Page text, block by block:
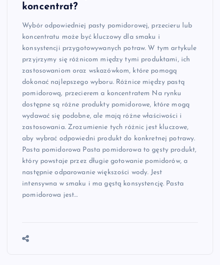
koncentrat?
Wybór odpowiedniej pasty pomidorowej, przecieru lub
koncentratu może być kluczowy dla smaku i
konsystencji przygotowywanych potraw. W tym artykule
przyjrzymy się różnicom między tymi produktami, ich
zastosowaniom oraz wskazówkom, które pomogą
dokonać najlepszego wyboru. Różnice między pastą
pomidorową, przecierem a koncentratem Na rynku
dostępne są różne produkty pomidorowe, które mogą
wydawać się podobne, ale mają różne właściwości i
zastosowania. Zrozumienie tych różnic jest kluczowe,
aby wybrać odpowiedni produkt do konkretnej potrawy.
Pasta pomidorowa Pasta pomidorowa to gęsty produkt,
który powstaje przez długie gotowanie pomidorów, a
następnie odparowanie większości wody. Jest
intensywna w smaku i ma gęstą konsystencję. Pasta
pomidorowa jest…